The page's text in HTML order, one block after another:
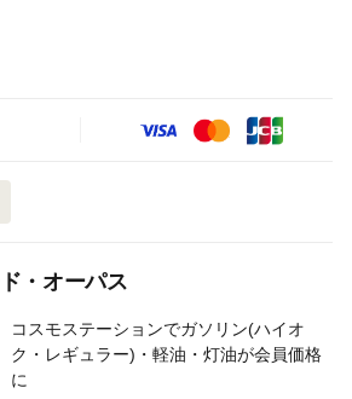
・オーパス
コスモステーションでガソリン(ハイオ
ク・レギュラー)・軽油・灯油が会員価格
に